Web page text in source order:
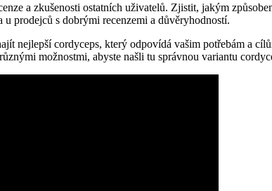
a zkušenosti ostatních uživatelů. Zjistit, jakým
prodejců s dobrými recenzemi a důvěryhodností.
nejlepší cordyceps, který odpovídá vašim potřebám a
možnostmi, abyste našli tu správnou variantu